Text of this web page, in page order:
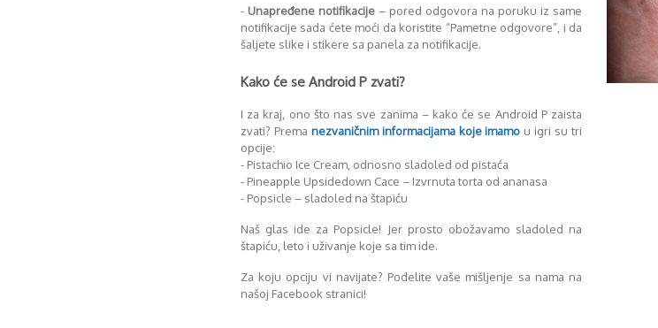
- Unapređene notifikacije – pored odgovora na poruku iz same
notifikacije sada ćete moći da koristite “Pametne odgovore”, i da
šaljete slike i stikere sa panela za notifikacije.
Kako će se Android P zvati?
I za kraj, ono što nas sve zanima – kako će se Android P zaista
zvati? Prema nezvaničnim informacijama koje imamo u igri su tri
opcije:
- Pistachio Ice Cream, odnosno sladoled od pistaća
- Pineapple Upsidedown Cace – Izvrnuta torta od ananasa
- Popsicle – sladoled na štapiću
Naš glas ide za Popsicle! Jer prosto obožavamo sladoled na
štapiću, leto i uživanje koje sa tim ide.
Za koju opciju vi navijate? Podelite vaše mišljenje sa nama na
našoj Facebook stranici!